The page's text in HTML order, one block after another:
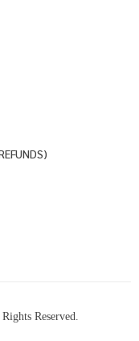
Reserved.